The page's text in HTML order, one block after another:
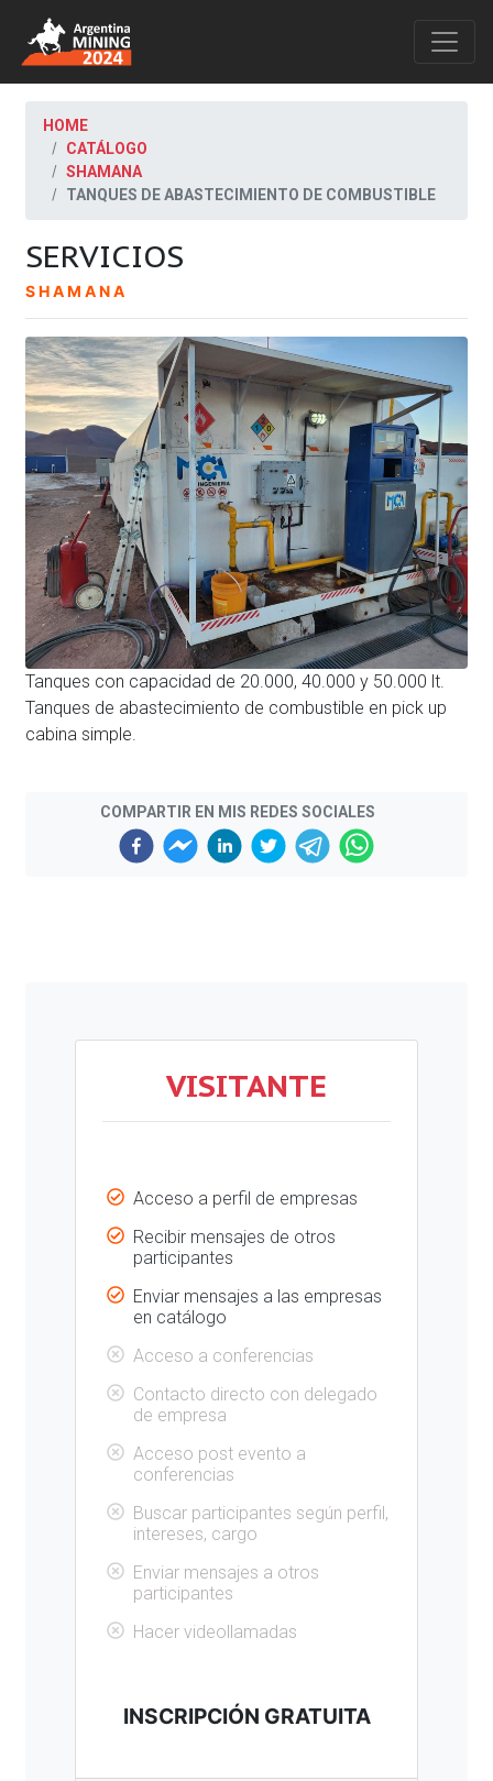
HOME
CATÁLOGO
SHAMANA
TANQUES DE ABASTECIMIENTO DE COMBUSTIBLE
SERVICIOS
SHAMANA
Tanques con capacidad de 20.000, 40.000 y 50.000 lt.
Tanques de abastecimiento de combustible en pick up
cabina simple.
COMPARTIR EN MIS REDES SOCIALES
VISITANTE
Acceso a perfil de empresas
Recibir mensajes de otros
participantes
Enviar mensajes a las empresas
en catálogo
Acceso a conferencias
Contacto directo con delegado
de empresa
Acceso post evento a
conferencias
Buscar participantes según perfil,
intereses, cargo
Enviar mensajes a otros
participantes
Hacer videollamadas
INSCRIPCIÓN GRATUITA